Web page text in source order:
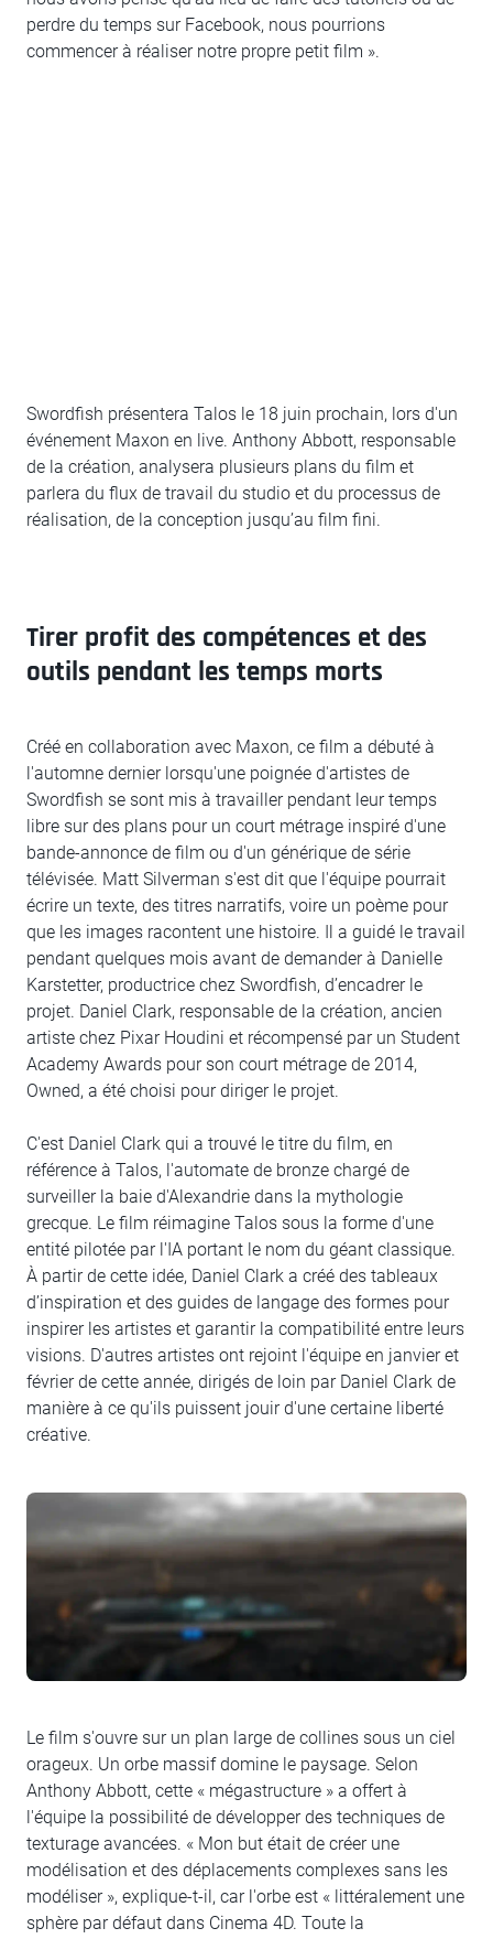
perdre du temps sur Facebook, nous pourrions
commencer à réaliser notre propre petit film ».
Swordfish présentera Talos le 18 juin prochain, lors d'un
événement Maxon en live. Anthony Abbott, responsable
de la création, analysera plusieurs plans du film et
parlera du flux de travail du studio et du processus de
réalisation, de la conception jusqu’au film fini.
Tirer profit des compétences et des
outils pendant les temps morts
Créé en collaboration avec Maxon, ce film a débuté à
l'automne dernier lorsqu'une poignée d'artistes de
Swordfish se sont mis à travailler pendant leur temps
libre sur des plans pour un court métrage inspiré d'une
bande-annonce de film ou d'un générique de série
télévisée. Matt Silverman s'est dit que l'équipe pourrait
écrire un texte, des titres narratifs, voire un poème pour
que les images racontent une histoire. Il a guidé le travail
pendant quelques mois avant de demander à Danielle
Karstetter, productrice chez Swordfish, d’encadrer le
projet. Daniel Clark, responsable de la création, ancien
artiste chez Pixar Houdini et récompensé par un Student
Academy Awards pour son court métrage de 2014,
Owned, a été choisi pour diriger le projet.
C'est Daniel Clark qui a trouvé le titre du film, en
référence à Talos, l'automate de bronze chargé de
surveiller la baie d'Alexandrie dans la mythologie
grecque. Le film réimagine Talos sous la forme d'une
entité pilotée par l'IA portant le nom du géant classique.
À partir de cette idée, Daniel Clark a créé des tableaux
d’inspiration et des guides de langage des formes pour
inspirer les artistes et garantir la compatibilité entre leurs
visions. D'autres artistes ont rejoint l'équipe en janvier et
février de cette année, dirigés de loin par Daniel Clark de
manière à ce qu'ils puissent jouir d'une certaine liberté
créative.
Le film s'ouvre sur un plan large de collines sous un ciel
orageux. Un orbe massif domine le paysage. Selon
Anthony Abbott, cette « mégastructure » a offert à
l'équipe la possibilité de développer des techniques de
texturage avancées. « Mon but était de créer une
modélisation et des déplacements complexes sans les
modéliser », explique-t-il, car l'orbe est « littéralement une
sphère par défaut dans Cinema 4D. Toute la